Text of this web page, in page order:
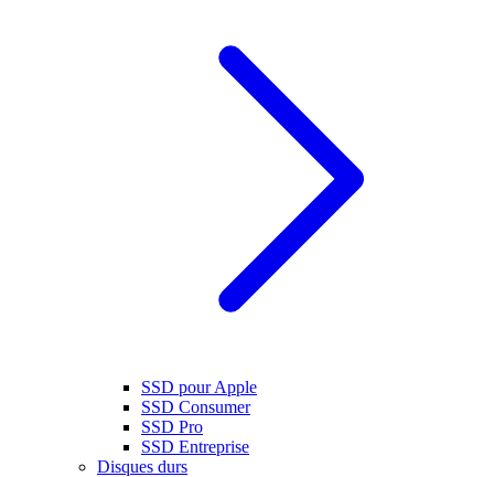
SSD pour Apple
SSD Consumer
SSD Pro
SSD Entreprise
Disques durs